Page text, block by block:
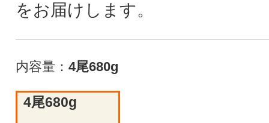
をお届けします。
内容量： 4尾680g
4尾680g